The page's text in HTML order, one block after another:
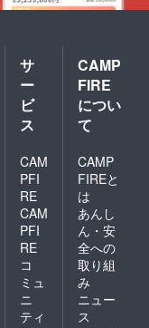
サ
ー
ビ
ス
CAM
PFI
RE
CAM
PFI
RE
コ
ミュ
ニ
ティ
CAMP
FIRE
につい
て
CAMP
FIREと
は
あんし
ん・安
全への
取り組
み
ニュー
ス